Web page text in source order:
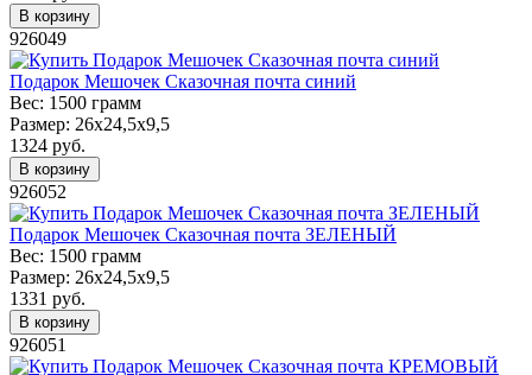
В корзину
926049
Подарок Мешочек Сказочная почта синий
Вес: 1500 грамм
Размер: 26х24,5х9,5
1324 руб.
В корзину
926052
Подарок Мешочек Сказочная почта ЗЕЛЕНЫЙ
Вес: 1500 грамм
Размер: 26х24,5х9,5
1331 руб.
В корзину
926051